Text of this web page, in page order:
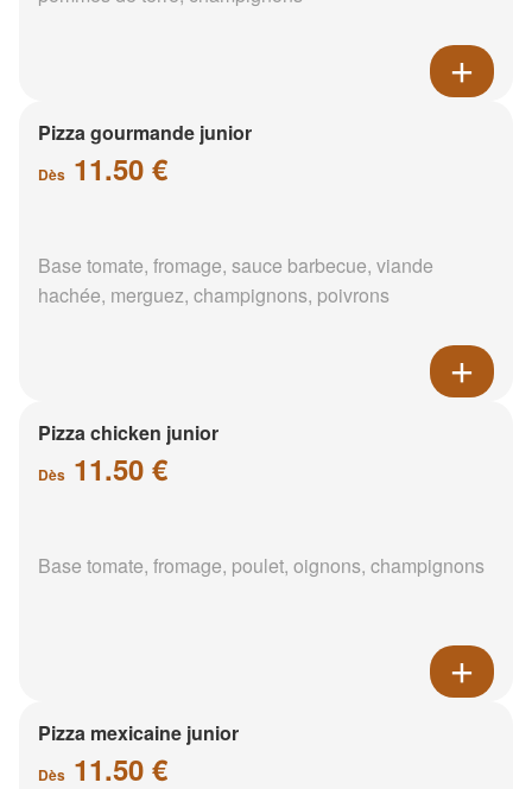
Pizza gourmande junior
Dès 11.50 €
Base tomate, fromage, sauce barbecue, viande
hachée, merguez, champignons, poivrons
Pizza chicken junior
Dès 11.50 €
Base tomate, fromage, poulet, oignons, champignons
Pizza mexicaine junior
Dès 11.50 €